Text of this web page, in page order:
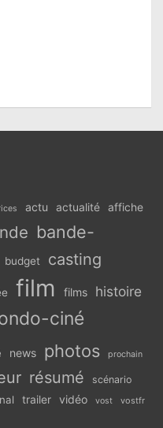
actu actualité affiche
bande-
budget casting
film films histoire
ciné
news photos prochain
résumé scénario
trailer vidéo vost vostfr